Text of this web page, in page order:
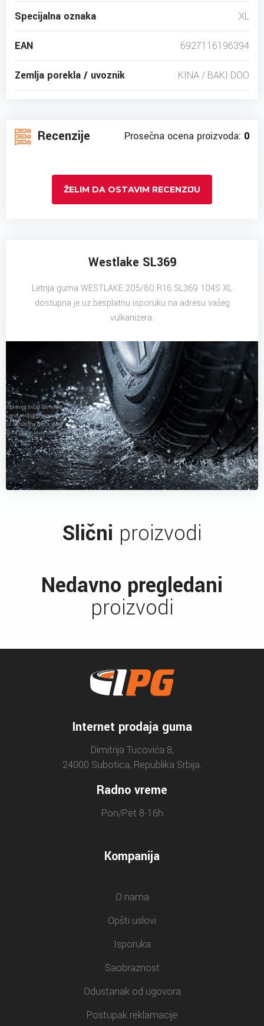
Specijalna oznaka XL
EAN 6927116196394
Zemlja porekla / uvoznik KINA / BAKI DOO
Recenzije Prosečna ocena proizvoda: 0
ŽELIM DA OSTAVIM RECENZIJU
Westlake SL369
Letnja guma WESTLAKE 205/80 R16 SL369 104S XL
dostupna je uz besplatnu isporuku na adresu vašeg
vulkanizera.
Slični proizvodi
Nedavno pregledani
proizvodi
Internet prodaja guma
Dimitrija Tucovića 8,
24000 Subotica, Republika Srbija.
Radno vreme
Pon/Pet 8-16h
Kompanija
O nama
Opšti uslovi
Isporuka
Saobraznost
Odustanak od ugovora
Postupak reklamacije